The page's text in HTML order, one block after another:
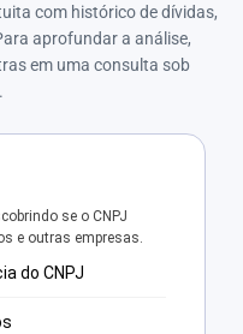
com histórico de dívidas,
aprofundar a análise,
em uma consulta sob
se o CNPJ
e outras empresas.
do CNPJ